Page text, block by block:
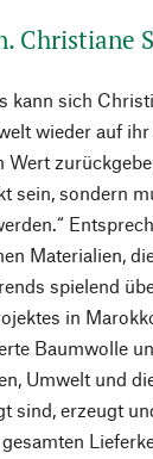
Christiane
kann sich
wieder auf
Wert
sein, sondern
Materialien,
spielend
in
Baumwolle
Umwelt und
sind, erzeugt